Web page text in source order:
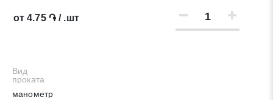
от 4.75 ֏ / .шт
Вид
проката
манометр